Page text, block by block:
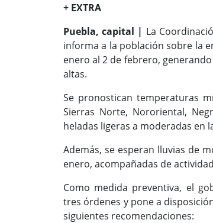
+ EXTRA
Puebla, capital | La
informa a la población sobre la
enero al 2 de febrero,
altas.
Se pronostican temperaturas
Sierras Norte, Nororiental,
heladas ligeras a moderadas en
Además, se esperan lluvias de
enero, acompañadas de
Como medida preventiva, el
tres órdenes y pone a
siguientes recomendaciones: